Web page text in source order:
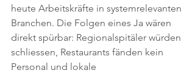
heute Arbeitskräfte in systemrelevanten
Branchen. Die Folgen eines Ja wären
direkt spürbar: Regionalspitäler würden
schliessen, Restaurants fänden kein
Personal und lokale